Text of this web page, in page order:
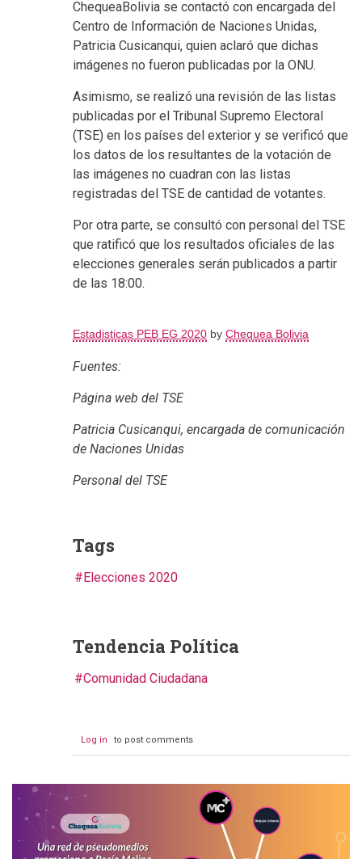
ChequeaBolivia se contactó con encargada del
Centro de Información de Naciones Unidas,
Patricia Cusicanqui, quien aclaró que dichas
imágenes no fueron publicadas por la ONU.
Asimismo, se realizó una revisión de las listas
publicadas por el Tribunal Supremo Electoral
(TSE) en los países del exterior y se verificó que
los datos de los resultantes de la votación de
las imágenes no cuadran con las listas
registradas del TSE de cantidad de votantes.
Por otra parte, se consultó con personal del TSE
que ratificó que los resultados oficiales de las
elecciones generales serán publicados a partir
de las 18:00.
Estadisticas PEB EG 2020 by Chequea Bolivia
Fuentes:
Página web del TSE
Patricia Cusicanqui, encargada de comunicación
de Naciones Unidas
Personal del TSE
Tags
Elecciones 2020
Tendencia Política
Comunidad Ciudadana
Log in to post comments